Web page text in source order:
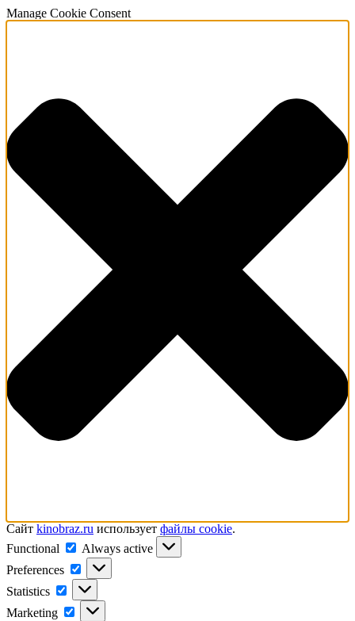
Manage Cookie Consent
Сайт kinobraz.ru использует файлы cookie.
Functional
Functional
Always active
Preferences
Preferences
Statistics Statistics
Marketing Marketing